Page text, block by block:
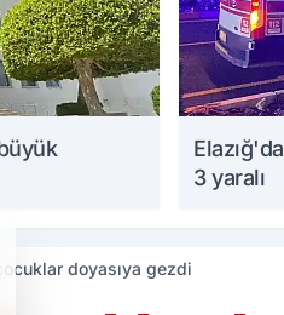
3 yaralı
doyasıya gezdi